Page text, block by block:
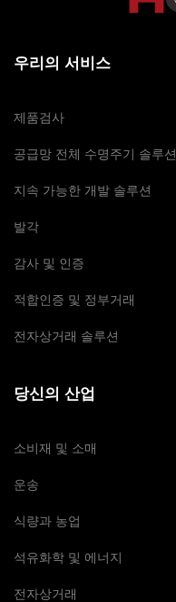
우리의 서비스
제품검사
공급망 전체 수명주기 솔루션
지속 가능한 개발 솔루션
발각
감사 및 인증
적합인증 및 정부거래
전자상거래 솔루션
당신의 산업
소비재 및 소매
운송
식량과 농업
석유화학 및 에너지
전자상거래